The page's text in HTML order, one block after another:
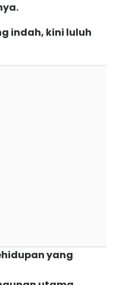
indah, kini luluh
yang